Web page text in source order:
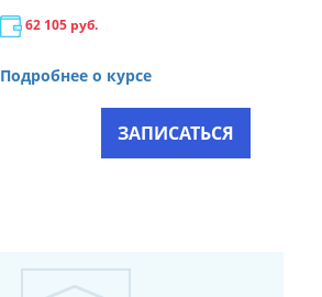
62 105 руб.
Подробнее о курсе
ЗАПИСАТЬСЯ